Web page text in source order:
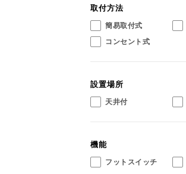
取付方法
簡易取付式
コンセント式
設置場所
天井付
機能
フットスイッチ